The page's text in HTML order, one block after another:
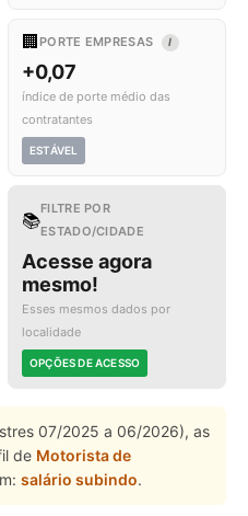
🏢 PORTE EMPRESAS I
+0,07
índice de porte médio das
contratantes
ESTÁVEL
📚
FILTRE POR
ESTADO/CIDADE
Acesse agora
mesmo!
Esses mesmos dados por
localidade
OPÇÕES DE ACESSO
07/2025 a 06/2026), as
de Motorista de
salário subindo.